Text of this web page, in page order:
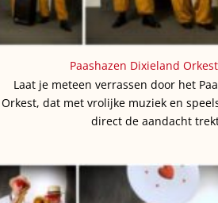
Paashazen Dixieland
Laat je meteen verrassen door het
Orkest, dat met vrolijke muziek en
direct de aandacht